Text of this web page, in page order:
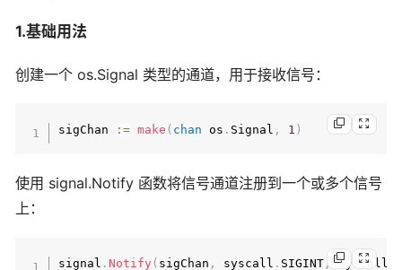
1.基础用法
创建一个 os.Signal 类型的通道，用于接收信号：
sigChan := make ( chan os . Signal , 1 )
使用 signal.Notify 函数将信号通道注册到一个或多个信号
上：
signal . Notify ( sigChan , syscall . SIGINT , syscall